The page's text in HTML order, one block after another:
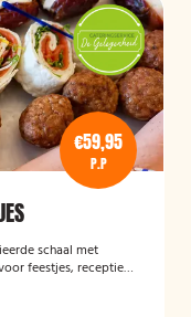
€59,95
P.P
schaal met
feestjes, recepties